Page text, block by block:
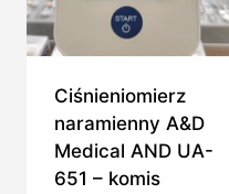
Ciśnieniomierz
naramienny A&D
Medical AND UA-
651 – komis